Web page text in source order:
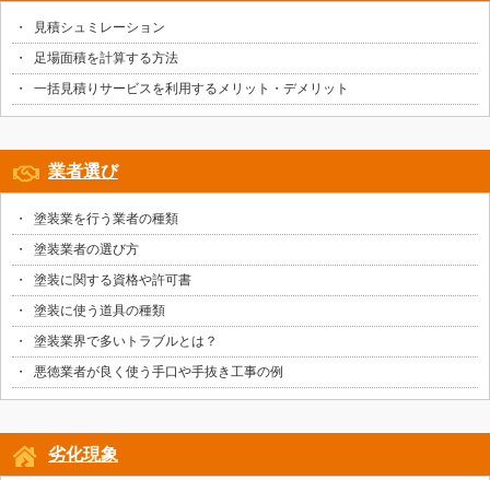
見積シュミレーション
足場面積を計算する方法
一括見積りサービスを利用するメリット・デメリット
業者選び
塗装業を行う業者の種類
塗装業者の選び方
塗装に関する資格や許可書
塗装に使う道具の種類
塗装業界で多いトラブルとは？
悪徳業者が良く使う手口や手抜き工事の例
劣化現象